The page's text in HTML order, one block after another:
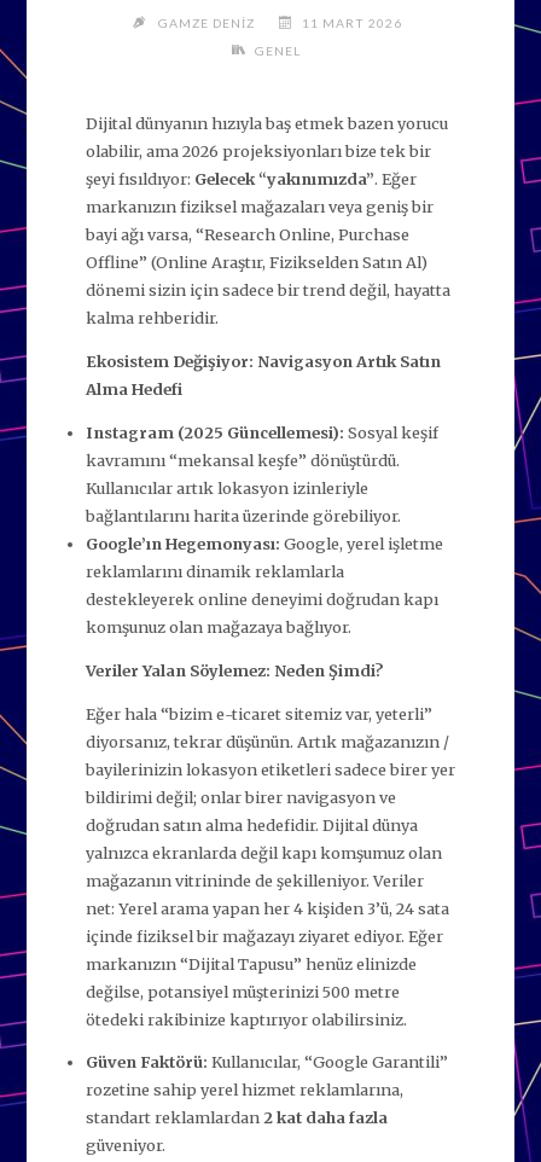
GAMZE DENIZ
11 MART 2026
GENEL
Dijital dünyanın hızıyla baş etmek bazen yorucu
olabilir, ama 2026 projeksiyonları bize tek bir
şeyi fısıldıyor: Gelecek “yakınımızda”. Eğer
markanızın fiziksel mağazaları veya geniş bir
bayi ağı varsa, “Research Online, Purchase
Offline” (Online Araştır, Fizikselden Satın Al)
dönemi sizin için sadece bir trend değil, hayatta
kalma rehberidir.
Ekosistem Değişiyor: Navigasyon Artık Satın
Alma Hedefi
Instagram (2025 Güncellemesi): Sosyal keşif
kavramını “mekansal keşfe” dönüştürdü.
Kullanıcılar artık lokasyon izinleriyle
bağlantılarını harita üzerinde görebiliyor.
Google’ın Hegemonyası: Google, yerel işletme
reklamlarını dinamik reklamlarla
destekleyerek online deneyimi doğrudan kapı
komşunuz olan mağazaya bağlıyor.
Veriler Yalan Söylemez: Neden Şimdi?
Eğer hala “bizim e-ticaret sitemiz var, yeterli”
diyorsanız, tekrar düşünün. Artık mağazanızın /
bayilerinizin lokasyon etiketleri sadece birer yer
bildirimi değil; onlar birer navigasyon ve
doğrudan satın alma hedefidir. Dijital dünya
yalnızca ekranlarda değil kapı komşumuz olan
mağazanın vitrininde de şekilleniyor. Veriler
net: Yerel arama yapan her 4 kişiden 3’ü, 24 sata
içinde fiziksel bir mağazayı ziyaret ediyor. Eğer
markanızın “Dijital Tapusu” henüz elinizde
değilse, potansiyel müşterinizi 500 metre
ötedeki rakibinize kaptırıyor olabilirsiniz.
Güven Faktörü: Kullanıcılar, “Google Garantili”
rozetine sahip yerel hizmet reklamlarına,
standart reklamlardan2 kat daha fazla
güveniyor.